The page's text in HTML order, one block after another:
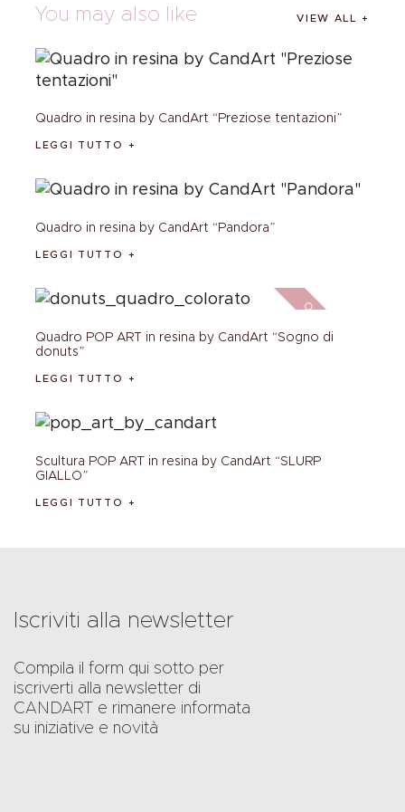
You may also like VIEW ALL
Quadro in resina by CandArt “Preziose tentazioni”
LEGGI TUTTO
Quadro in resina by CandArt “Pandora”
LEGGI TUTTO
Out of stock
Quadro POP ART in resina by CandArt “Sogno di
donuts”
LEGGI TUTTO
Scultura POP ART in resina by CandArt “SLURP
GIALLO”
LEGGI TUTTO
Iscriviti alla newsletter
Compila il form qui sotto per
iscriverti alla newsletter di
CANDART e rimanere informata
su iniziative e novità